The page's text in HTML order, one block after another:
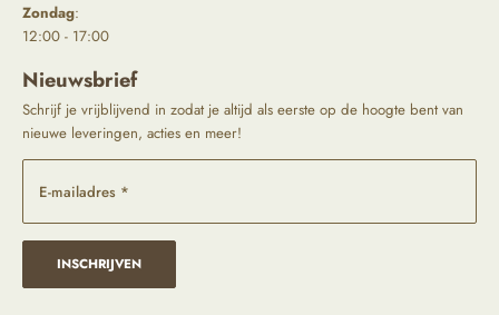
Zondag:
12:00 - 17:00
Nieuwsbrief
Schrijf je vrijblijvend in zodat je altijd als eerste op de hoogte bent van
nieuwe leveringen, acties en meer!
E-mailadres *
INSCHRIJVEN